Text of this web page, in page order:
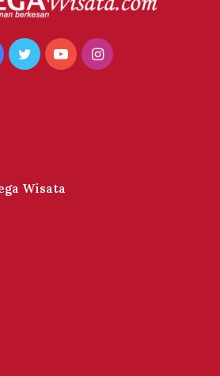
TwitterYouTubeInstagram
Wisata